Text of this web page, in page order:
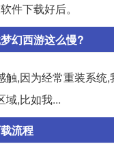
件下载好后。
幻西游这么慢?
触,因为经常重装系统
域,比如我...
流程